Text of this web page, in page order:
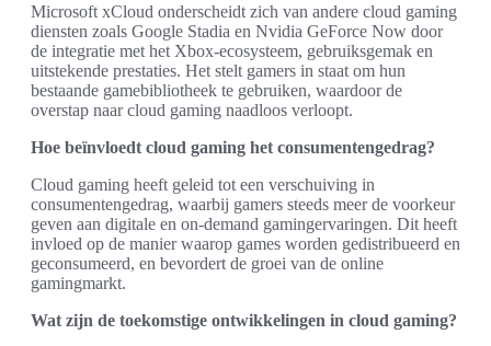
Microsoft xCloud onderscheidt zich van andere cloud gaming
diensten zoals Google Stadia en Nvidia GeForce Now door
de integratie met het Xbox-ecosysteem, gebruiksgemak en
uitstekende prestaties. Het stelt gamers in staat om hun
bestaande gamebibliotheek te gebruiken, waardoor de
overstap naar cloud gaming naadloos verloopt.
Hoe beïnvloedt cloud gaming het consumentengedrag?
Cloud gaming heeft geleid tot een verschuiving in
consumentengedrag, waarbij gamers steeds meer de voorkeur
geven aan digitale en on-demand gamingervaringen. Dit heeft
invloed op de manier waarop games worden gedistribueerd en
geconsumeerd, en bevordert de groei van de online
gamingmarkt.
Wat zijn de toekomstige ontwikkelingen in cloud gaming?